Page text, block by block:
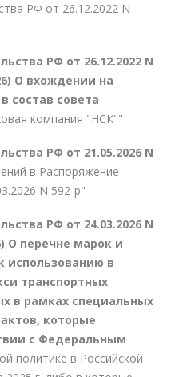
РФ от 26.12.2022 N
РФ от 26.12.2022 N
О вхождении на
состав совета
компания "НСК""
РФ от 21.05.2026 N
в Распоряжение
N 592-р"
РФ от 24.03.2026 N
О перечне марок и
в
транспортных
в рамках специальных
которые
с Федеральным
политике в Российской